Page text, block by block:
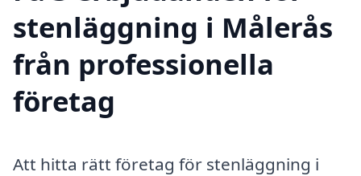
stenläggning i Målerås
från professionella
företag
Att hitta rätt företag för stenläggning i